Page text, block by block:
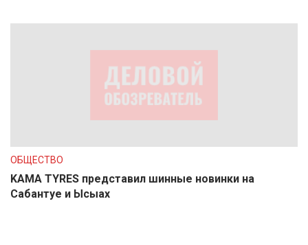
ОБЩЕСТВО
KAMA TYRES представил шинные новинки на
Сабантуе и Ысыах